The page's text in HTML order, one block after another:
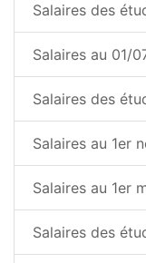
Salaires des
Salaires au 01/
Salaires des
Salaires au 1er
Salaires au 1er
Salaires des